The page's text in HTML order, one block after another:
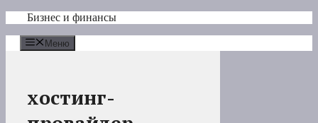
Перейти
содержимому
Бизнес и финансы
Меню
хостинг-